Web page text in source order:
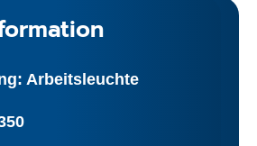
Arbeitsleuchte